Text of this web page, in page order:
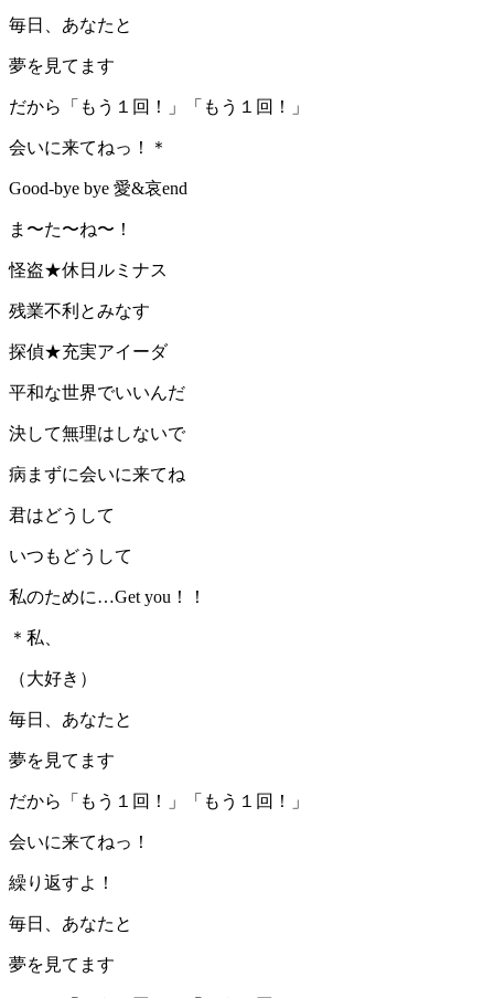
毎日、あなたと
夢を見てます
だから「もう１回！」「もう１回！」
会いに来てねっ！＊
Good-bye bye 愛&哀end
ま〜た〜ね〜！
怪盗★休日ルミナス
残業不利とみなす
探偵★充実アイーダ
平和な世界でいいんだ
決して無理はしないで
病まずに会いに来てね
君はどうして
いつもどうして
私のために…Get you！！
＊私、
（大好き）
毎日、あなたと
夢を見てます
だから「もう１回！」「もう１回！」
会いに来てねっ！
繰り返すよ！
毎日、あなたと
夢を見てます